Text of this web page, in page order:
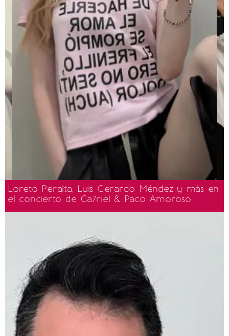
Loreto Peralta, Luis Gerardo Méndez y más en
el concierto de Ca7riel & Paco Amoroso